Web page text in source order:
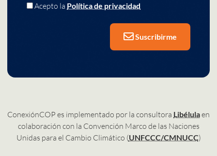
Acepto la Política de privacidad
Suscribirme
ConexiónCOP es implementado por la consultora Libélulaen
colaboración con la Convención Marco de las Naciones
Unidas para el Cambio Climático (UNFCCC/CMNUCC)